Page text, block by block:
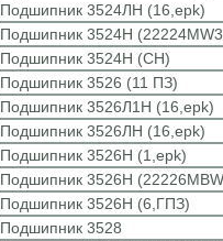
Подшипник 3524ЛН (16,epk)
Подшипник 3524Н
Подшипник 3524Н (CH)
Подшипник 3526 (11 ПЗ)
Подшипник 3526Л1Н (16,epk)
Подшипник 3526ЛН (16,epk)
Подшипник 3526Н (1,epk)
Подшипник 3526Н
Подшипник 3526Н (6,ГПЗ)
Подшипник 3528